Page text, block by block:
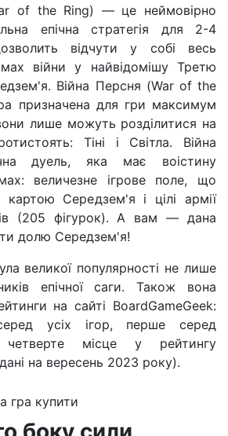
of the Ring) — це неймовірно
епічна стратегія для 2-4
відчути у собі весь
війни у найвідомішу Третю
Війна Персня (War of the
призначена для гри максимум
лише можуть розділитися на
Тіні і Світла. Війна
дуель, яка має воістину
величезне ігрове поле, що
картою Середзем'я і цілі армії
(205 фігурок). А вам — дана
долю Середзем'я!
великої популярності не лише
епічної саги. Також вона
на сайті BoardGameGeek:
усіх ігор, перше серед
четверте місце у рейтингу
на вересень 2023 року).